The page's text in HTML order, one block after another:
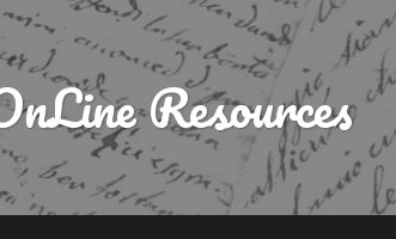
Resources